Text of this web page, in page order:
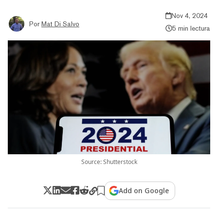
Por Mat Di Salvo
Nov 4, 2024
5 min lectura
Source: Shutterstock
Add on Google